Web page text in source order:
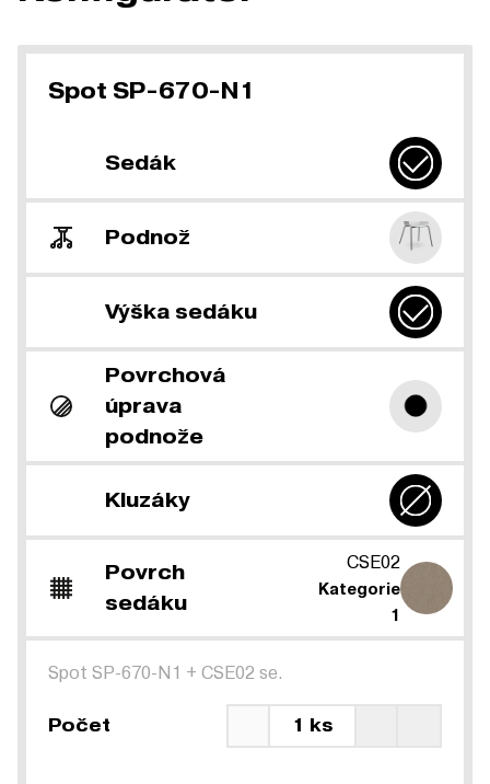
Spot SP-670-N1
Sedák
Podnož
Výška sedáku
Povrchová
úprava
podnože
Kluzáky
Povrch
sedáku
CSE02
Kategorie
1
Spot SP-670-N1 + CSE02 se.
Počet 1 ks